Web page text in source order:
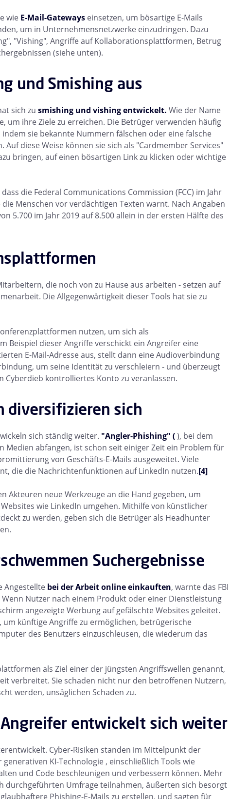
wie E-Mail-Gateways einsetzen, um bösartige E-Mails
um in Unternehmensnetzwerke einzudringen. Dazu
"Vishing", Angriffe auf Kollaborationsplattformen, Betrug
(siehe unten).
und Smishing aus
sich zu smishing und vishing entwickelt. Wie der Name
um ihre Ziele zu erreichen. Die Betrüger verwenden häufig
sie bekannte Nummern fälschen oder eine falsche
diese Weise können sie sich als "Cardmember Services"
bringen, auf einen bösartigen Link zu klicken oder wichtige
die Federal Communications Commission (FCC) im Jahr
Menschen vor verdächtigen Texten warnt. Nach Angaben
5.700 im Jahr 2019 auf 8.500 allein in der ersten Hälfte des
die noch von zu Hause aus arbeiten - setzen auf
Die Allgegenwärtigkeit dieser Tools hat sie zu
nutzen, um sich als
Beispiel dieser Angriffe verschickt ein Angreifer eine
E-Mail-Adresse aus, stellt dann eine Audioverbindung
um seine Identität zu verschleiern - und überzeugt
kontrolliertes Konto zu veranlassen.
diversifizieren sich
sich ständig weiter. "Angler-Phishing" (), bei dem
abfangen, ist schon seit einiger Zeit ein Problem für
von Geschäfts-E-Mails ausgeweitet. Viele
die die Nachrichtenfunktionen auf LinkedIn nutzen.[4]
Akteuren neue Werkzeuge an die Hand gegeben, um
wie LinkedIn umgehen. Mithilfe von künstlicher
zu werden, geben sich die Betrüger als Headhunter
Suchergebnisse
Angestellte bei der Arbeit online einkauften, warnte das FBI
Wenn Nutzer nach einem Produkt oder einer Dienstleistung
angezeigte Werbung auf gefälschte Websites geleitet.
künftige Angriffe zu ermöglichen, betrügerische
des Benutzers einzuschleusen, die wiederum das
als Ziel einer der jüngsten Angriffswellen genannt,
verbreitet. Sie schaden nicht nur den betroffenen Nutzern,
werden, unsäglichen Schaden zu.
entwickelt sich weiter
Cyber-Risiken standen im Mittelpunkt der
KI-Technologie , einschließlich Tools wie
und Code beschleunigen und verbessern können. Mehr
durchgeführten Umfrage teilnahmen, äußerten sich besorgt
Phishing-E-Mails zu erstellen, und sagten für